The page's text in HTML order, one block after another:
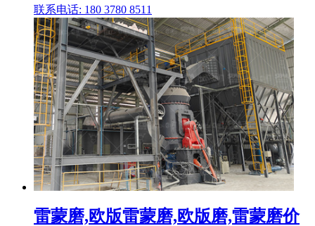
联系电话: 180 3780 8511
雷蒙磨,欧版雷蒙磨,欧版磨,雷蒙磨价